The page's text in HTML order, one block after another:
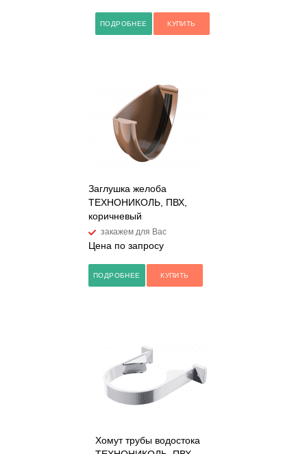
ПОДРОБНЕЕ КУПИТЬ
Заглушка желоба
ТЕХНОНИКОЛЬ, ПВХ,
коричневый
закажем для Вас
Цена по запросу
ПОДРОБНЕЕ КУПИТЬ
Хомут трубы водостока